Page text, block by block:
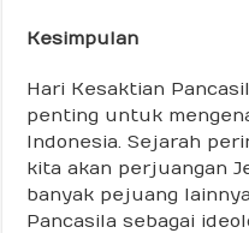
Kesimpulan
Hari Kesaktian
penting untuk
Indonesia. Sejarah
kita akan perjuangan
banyak pejuang
Pancasila sebagai